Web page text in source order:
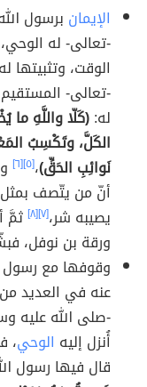
الإيمان برسول
-تعالى- له
الوقت، وتثبيتها
-تعالى-
له:(كَلّا واللَّهِ ما
الكَلَّ، وتَكْسِبُ
نَوائِبِ الحَقِّ)،[٥] [٦]
أنّ من يتّصف
يصيبه شر،[٧] [٨] ثمَّ
ورقة بن نوفل،
وقوفها مع رسول
عنه في العديد
-صلى الله عليه
أُنزل إليه الوحي،
قال فيها رسول